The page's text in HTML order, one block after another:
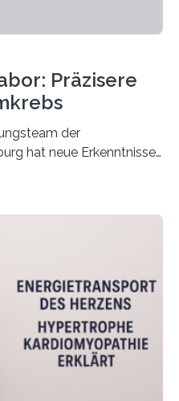
Präzisere
der
hat neue Erkenntnisse
aktuellen Studie,
dass Mini-Tumore
und Patienten –
werden können, um
am besten
identifiziert, das künftig
passenden Therapie
weltweit zu den